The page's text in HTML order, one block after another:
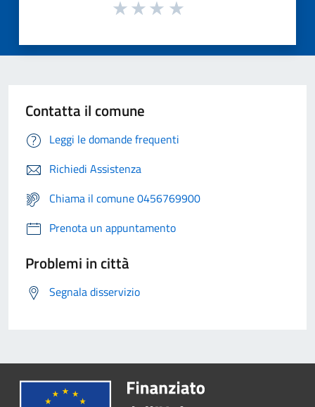
Contatta il comune
Leggi le domande frequenti
Richiedi Assistenza
Chiama il comune 0456769900
Prenota un appuntamento
Problemi in città
Segnala disservizio